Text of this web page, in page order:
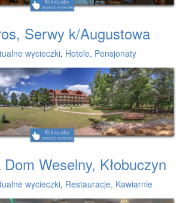
Serwy k/Augustowa
wycieczki, Hotele, Pensjonaty
Weselny, Kłobuczyn
wycieczki, Restauracje, Kawiarnie